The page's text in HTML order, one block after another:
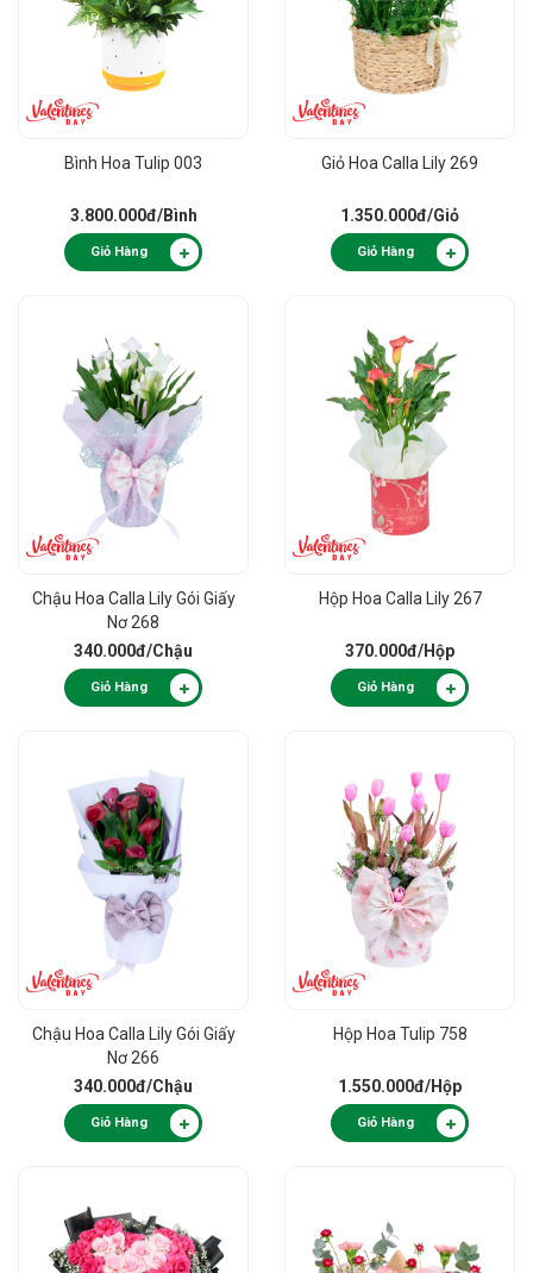
Bình Hoa Tulip 003
3.800.000đ/Bình
Giỏ Hàng
Giỏ Hoa Calla Lily 269
1.350.000đ/Giỏ
Giỏ Hàng
Chậu Hoa Calla Lily Gói Giấy
Nơ 268
340.000đ/Chậu
Giỏ Hàng
Hộp Hoa Calla Lily 267
370.000đ/Hộp
Giỏ Hàng
Chậu Hoa Calla Lily Gói Giấy
Nơ 266
340.000đ/Chậu
Giỏ Hàng
Hộp Hoa Tulip 758
1.550.000đ/Hộp
Giỏ Hàng